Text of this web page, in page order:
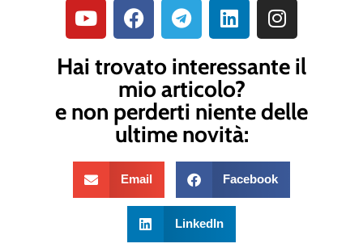
Hai trovato interessante il
mio articolo?
e non perderti niente delle
ultime novità:
Email Facebook
LinkedIn